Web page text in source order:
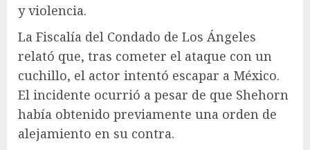
y violencia.
La Fiscalía del Condado de Los Ángeles
relató que, tras cometer el ataque con un
cuchillo, el actor intentó escapar a México.
El incidente ocurrió a pesar de que Shehorn
había obtenido previamente una orden de
alejamiento en su contra.